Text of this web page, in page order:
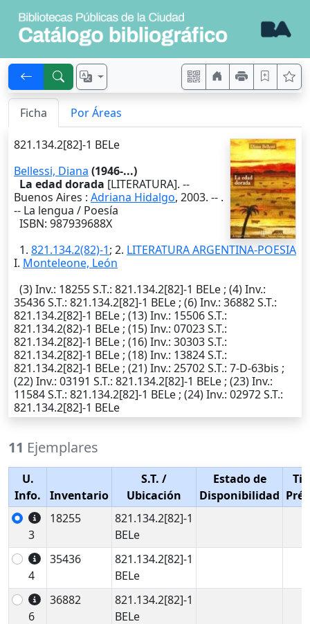
Ficha Por Áreas
821.134.2[82]-1 BELe
Bellessi, Diana (1946-...)
La edad dorada [LITERATURA]. --
Buenos Aires : Adriana Hidalgo, 2003. -- .
-- La lengua / Poesía
ISBN: 987939688X
1. 821.134.2(82)-1; 2. LITERATURA ARGENTINA-POESIA
I. Monteleone, León
(3)Inv.: 18255S.T.: 821.134.2[82]-1 BELe ; (4)Inv.:
35436S.T.: 821.134.2[82]-1 BELe ; (6)Inv.: 36882S.T.:
821.134.2[82]-1 BELe ; (13)Inv.: 15506S.T.:
821.134.2(82)-1 BELe ; (15)Inv.: 07023S.T.:
821.134.2[82]-1 BELe ; (16)Inv.: 30303S.T.:
821.134.2[82]-1 BELe ; (18)Inv.: 13824S.T.:
821.134.2[82]-1 BELe ; (21)Inv.: 25702S.T.: 7-D-63bis ;
(22)Inv.: 03191 S.T.: 821.134.2[82]-1 BELe ; (23)Inv.:
11584S.T.: 821.134.2[82]-1 BELe ; (24)Inv.: 02972S.T.:
821.134.2[82]-1 BELe
11 Ejemplares
U.
Info.
Inventario
S.T. /
Ubicación
Estado de
Disponibilidad
3
18255
821.134.2[82]-1
BELe
4
35436
821.134.2[82]-1
BELe
6
36882
821.134.2[82]-1
BELe